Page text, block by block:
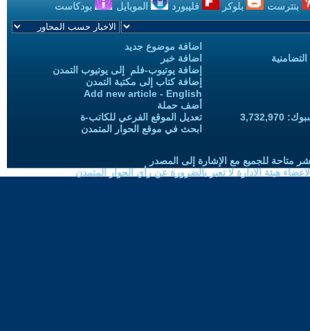
بنترست بلوكر فليبورد الموبايل بودكاست
اضافة موضوع جديد
اضافة خبر
إضافة يوتيوب-فلم إلى يوتيوب التمدن
إضافة كتاب إلى مكتبة التمدن
Add new article - English
أضف حملة
تعديل الموقع الفرعي للكاتب-ة
ابحث في موقع الحوار المتمدن
متاحة للجميع مع الإشارة إلى المصدر
هيئة الادارة لا تعبر بالضرورة عن رأي الحوار المتمدن